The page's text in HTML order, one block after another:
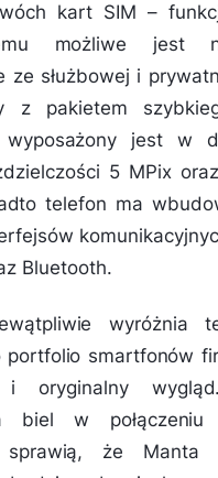
kart SIM –
możliwe jest
ze służbowej i
z pakietem
wyposażony jest w
5 MPix
telefon ma
Bluetooth.
wyróżnia
portfolio smartfonów
i oryginalny
biel w
sprawią, że Manta